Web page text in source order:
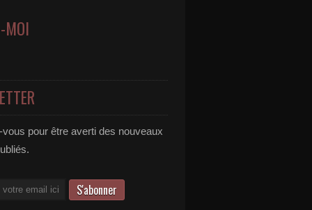
MOI
pour être averti des nouveaux